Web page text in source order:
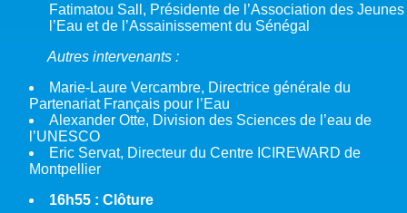
Fatimatou Sall, Présidente de l’Association des
l’Eau et de l’Assainissement du Sénégal
Autres intervenants :
Marie-Laure Vercambre, Directrice générale du
Partenariat Français pour l’Eau
Alexander Otte, Division des Sciences de l’eau de
l’UNESCO
Eric Servat, Directeur du Centre ICIREWARD de
Montpellier
16h55 : Clôture